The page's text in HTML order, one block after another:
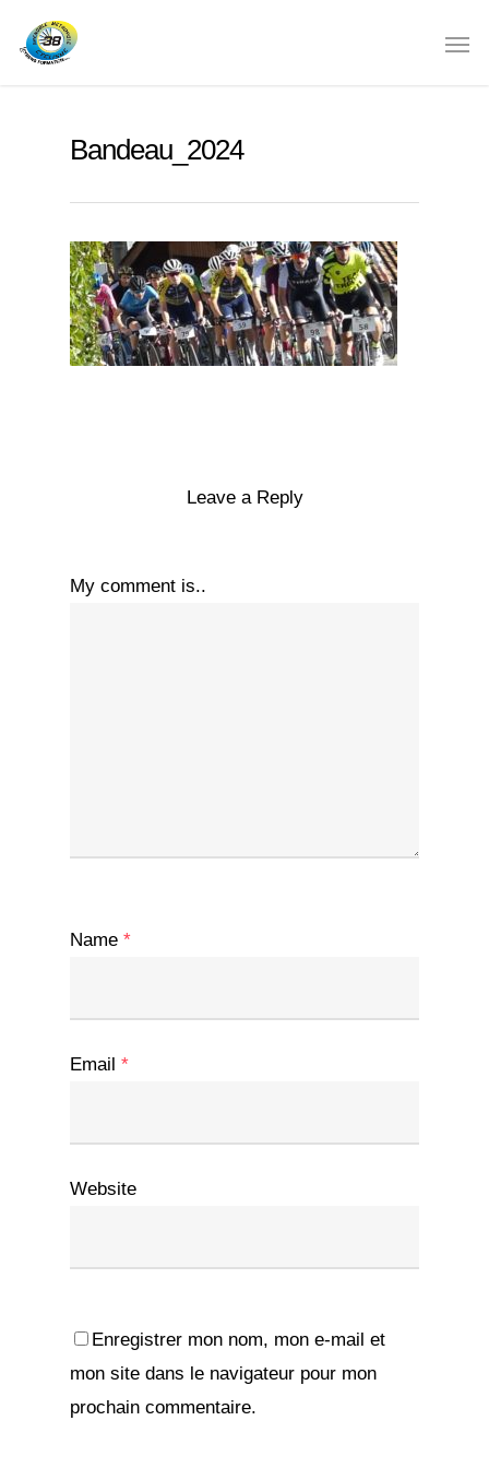
Bandeau_2024
Leave a Reply
My comment is..
Name *
Email *
Website
Enregistrer mon nom, mon e-mail et
mon site dans le navigateur pour mon
prochain commentaire.